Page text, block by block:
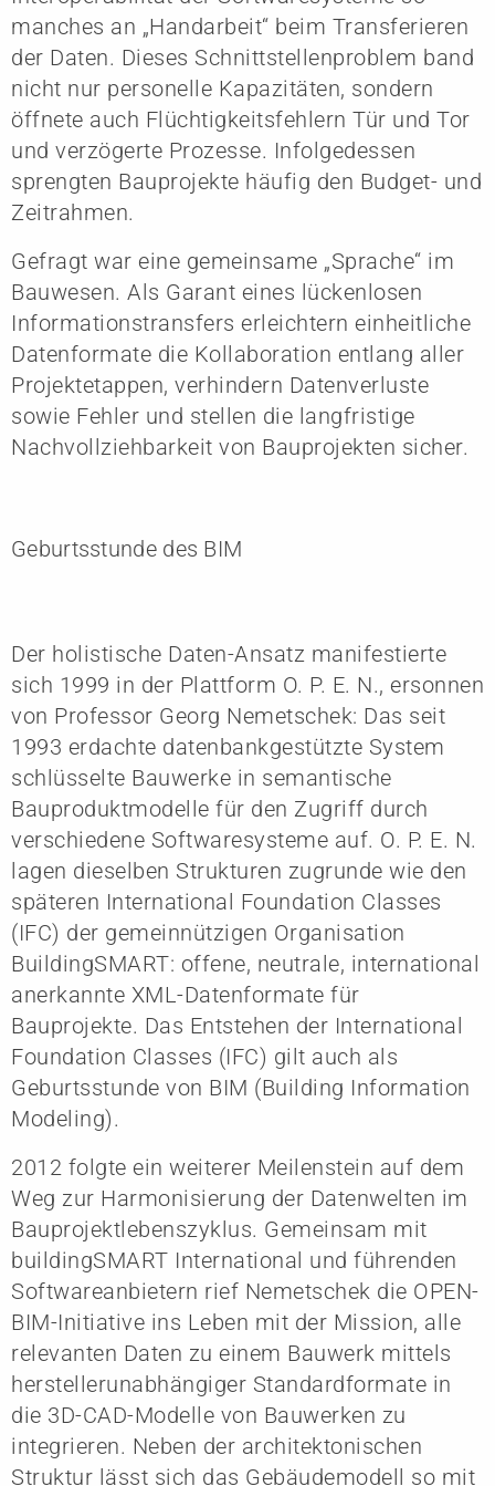
manches an „Handarbeit“ beim Transferieren
der Daten. Dieses Schnittstellenproblem band
nicht nur personelle Kapazitäten, sondern
öffnete auch Flüchtigkeitsfehlern Tür und Tor
und verzögerte Prozesse. Infolgedessen
sprengten Bauprojekte häufig den Budget- und
Zeitrahmen.
Gefragt war eine gemeinsame „Sprache“ im
Bauwesen. Als Garant eines lückenlosen
Informationstransfers erleichtern einheitliche
Datenformate die Kollaboration entlang aller
Projektetappen, verhindern Datenverluste
sowie Fehler und stellen die langfristige
Nachvollziehbarkeit von Bauprojekten sicher.
Geburtsstunde des BIM
Der holistische Daten-Ansatz manifestierte
sich 1999 in der Plattform O. P. E. N., ersonnen
von Professor Georg Nemetschek: Das seit
1993 erdachte datenbankgestützte System
schlüsselte Bauwerke in semantische
Bauproduktmodelle für den Zugriff durch
verschiedene Softwaresysteme auf. O. P. E. N.
lagen dieselben Strukturen zugrunde wie den
späteren International Foundation Classes
(IFC) der gemeinnützigen Organisation
BuildingSMART: offene, neutrale, international
anerkannte XML-Datenformate für
Bauprojekte. Das Entstehen der International
Foundation Classes (IFC) gilt auch als
Geburtsstunde von BIM (Building Information
Modeling).
2012 folgte ein weiterer Meilenstein auf dem
Weg zur Harmonisierung der Datenwelten im
Bauprojektlebenszyklus. Gemeinsam mit
buildingSMART International und führenden
Softwareanbietern rief Nemetschek die OPEN-
BIM-Initiative ins Leben mit der Mission, alle
relevanten Daten zu einem Bauwerk mittels
herstellerunabhängiger Standardformate in
die 3D-CAD-Modelle von Bauwerken zu
integrieren. Neben der architektonischen
Struktur lässt sich das Gebäudemodell so mit